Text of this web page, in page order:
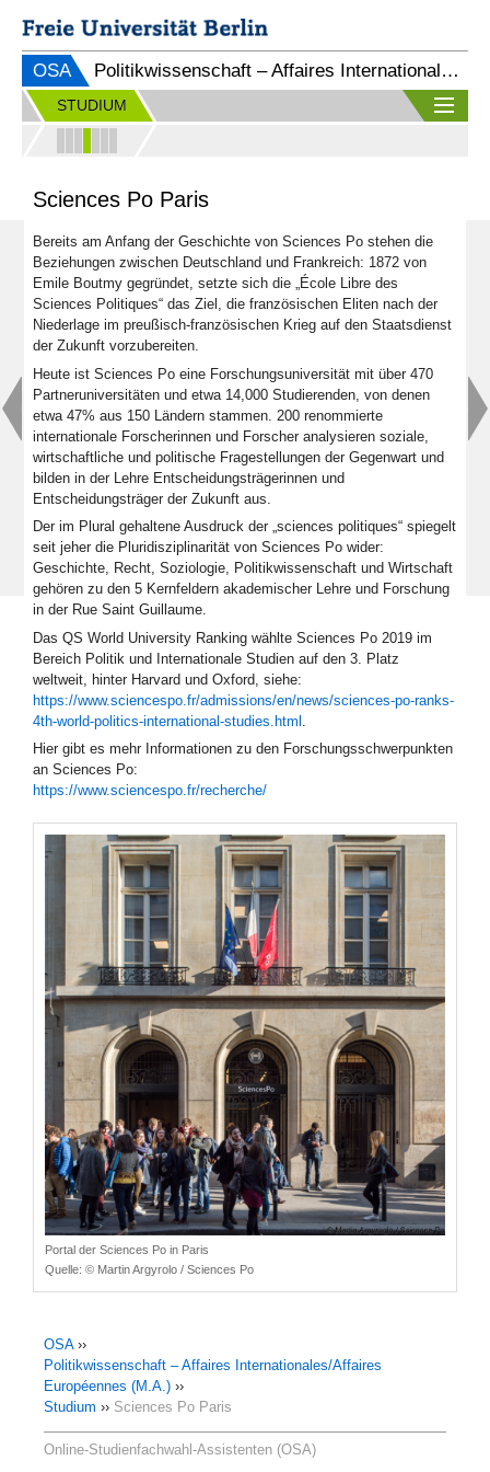
OSA Politikwissenschaft – Affaires Internationales/Affaires Européennes (M.A.)
STUDIUM
Sciences Po Paris
Bereits am Anfang der Geschichte von Sciences Po stehen die
Beziehungen zwischen Deutschland und Frankreich: 1872 von
Emile Boutmy gegründet, setzte sich die „École Libre des
Sciences Politiques“ das Ziel, die französischen Eliten nach der
Niederlage im preußisch-französischen Krieg auf den Staatsdienst
der Zukunft vorzubereiten.
Heute ist Sciences Po eine Forschungsuniversität mit über 470
Partneruniversitäten und etwa 14,000 Studierenden, von denen
etwa 47% aus 150 Ländern stammen. 200 renommierte
internationale Forscherinnen und Forscher analysieren soziale,
wirtschaftliche und politische Fragestellungen der Gegenwart und
bilden in der Lehre Entscheidungsträgerinnen und
Entscheidungsträger der Zukunft aus.
Der im Plural gehaltene Ausdruck der „sciences politiques“ spiegelt
seit jeher die Pluridisziplinarität von Sciences Po wider:
Geschichte, Recht, Soziologie, Politikwissenschaft und Wirtschaft
gehören zu den 5 Kernfeldern akademischer Lehre und Forschung
in der Rue Saint Guillaume.
Das QS World University Ranking wählte Sciences Po 2019 im
Bereich Politik und Internationale Studien auf den 3. Platz
weltweit, hinter Harvard und Oxford, siehe:
https://www.sciencespo.fr/admissions/en/news/sciences-po-ranks-
4th-world-politics-international-studies.html
Hier gibt es mehr Informationen zu den Forschungsschwerpunkten
an Sciences Po:
https://www.sciencespo.fr/recherche/
Portal der Sciences Po in Paris
Quelle: © Martin Argyrolo / Sciences Po
OSA››
Politikwissenschaft – Affaires Internationales/Affaires
Européennes (M.A.) ››
Studium ›› Sciences Po Paris
Online-Studienfachwahl-Assistenten (OSA)